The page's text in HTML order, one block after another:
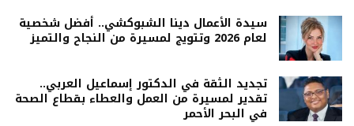
سيدة الأعمال دينا الشبوكشي.. أفضل شخصية
لعام 2026 وتتويج لمسيرة من النجاح والتميز
تجديد الثقة في الدكتور إسماعيل العربي..
تقدير لمسيرة من العمل والعطاء بقطاع الصحة
في البحر الأحمر